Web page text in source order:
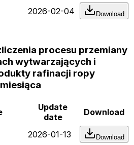
2026-02-04 Download
procesu przemiany
wytwarzających i
rafinacji ropy
Update
date
Download
2026-01-13 Download